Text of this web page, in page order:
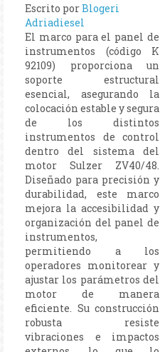
Escrito porBlogeri
Adriadiesel
El marco para el panel de
instrumentos (código K
92109) proporciona un
soporte estructural
esencial, asegurando la
colocación estable y segura
de los distintos
instrumentos de control
dentro del sistema del
motor Sulzer ZV40/48.
Diseñado para precisión y
durabilidad, este marco
mejora la accesibilidad y
organización del panel de
instrumentos,
permitiendo a los
operadores monitorear y
ajustar los parámetros del
motor de manera
eficiente. Su construcción
robusta resiste
vibraciones e impactos